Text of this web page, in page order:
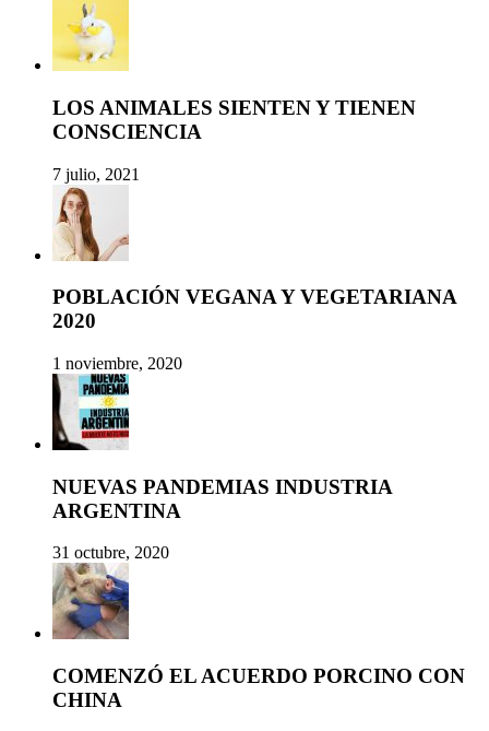
LOS ANIMALES SIENTEN Y TIENEN
CONSCIENCIA
7 julio, 2021
POBLACIÓN VEGANA Y VEGETARIANA
2020
1 noviembre, 2020
NUEVAS PANDEMIAS INDUSTRIA
ARGENTINA
31 octubre, 2020
COMENZÓ EL ACUERDO PORCINO CON
CHINA